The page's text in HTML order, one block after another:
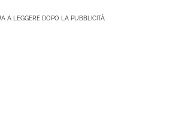
A LEGGERE DOPO LA PUBBLICITÀ